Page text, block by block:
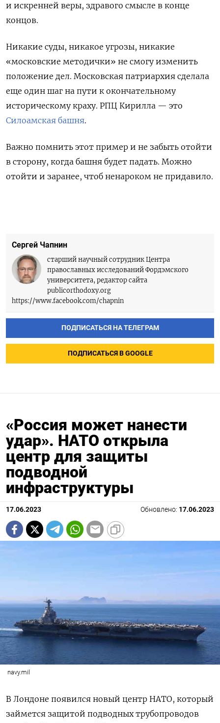
и искренней веры, здравого смысле в конце
концов.
Никакие суды, никакое угрозы, никакие
«московские методички» не смогу изменить
положение дел. Московская патриархия сделала
еще один шаг на пути к окончательному
историческому краху. РПЦ Кирилла — это
Силоамская башня.
Важно помнить этот пример и не забыть отойти
в сторону, когда башня будет падать. Можно
отойти и заранее, чтоб ненароком не придавило.
Сергей Чапнин
старший научный сотрудник Центра
православных исследований Фордэмского
университета, редактор сайта
publicorthodoxy.org
https://www.facebook.com/chapnin
ПОДПИСАТЬСЯ НА ТЕЛЕГРАМ
ПОДПИСАТЬСЯ В GOOGLE
«Россия может нанести
удар». НАТО открыла
центр для защиты
подводной
инфраструктуры
17.06.2023 Обновлено: 17.06.2023
navy.mil
В Лондоне появился новый центр НАТО, который
займется защитой подводных трубопроводов